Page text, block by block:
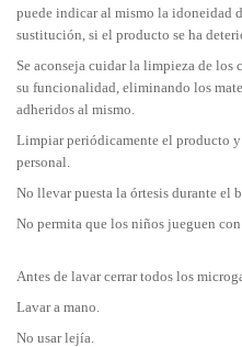
puede indicar al mismo la idoneidad
sustitución, si el producto se ha
Se aconseja cuidar la limpieza de los
su funcionalidad, eliminando los
adheridos al mismo.
Limpiar periódicamente el producto
personal.
No llevar puesta la órtesis durante el
No permita que los niños jueguen
Antes de lavar cerrar todos los
Lavar a mano.
No usar lejía.